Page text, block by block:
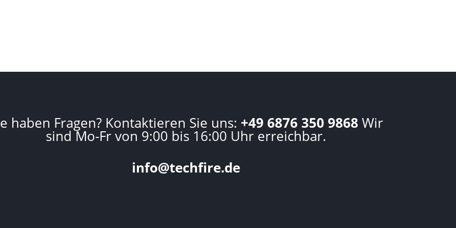
haben Fragen? Kontaktieren Sie uns: +49 6876 350 9868 Wir
sind Mo-Fr von 9:00 bis 16:00 Uhr erreichbar.
info@techfire.de